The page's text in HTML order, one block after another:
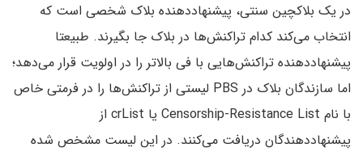
در یک بلاکچین سنتی، پیشنهاددهنده بلاک شخصی است که
انتخاب می‌کند کدام تراکنش‌ها در بلاک جا بگیرند. طبیعتا
پیشنهاددهنده تراکنش‌هایی با فی بالاتر را در اولویت قرار می‌دهد؛
اما سازندگان بلاک در PBS لیستی از تراکنش‌ها را در فرمتی خاص
با نام Censorship-Resistance List یا crList از
پیشنهاددهندگان دریافت می‌کنند. در این لیست مشخص شده